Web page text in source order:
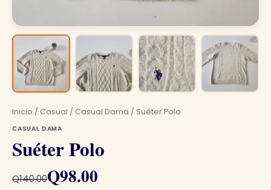
Inicio / Casual / Casual Dama / Suéter Polo
CASUAL DAMA
Suéter Polo
Q140.00
El
Q98.00
El